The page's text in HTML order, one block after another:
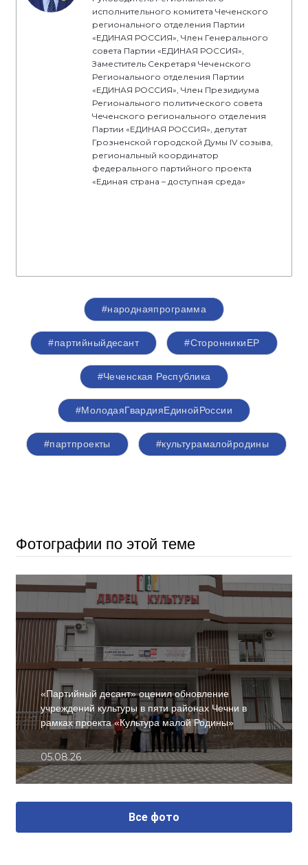
исполнительного комитета Чеченского
регионального отделения Партии
«ЕДИНАЯ РОССИЯ», Член Генерального
совета Партии «ЕДИНАЯ РОССИЯ»,
Заместитель Секретаря Чеченского
Регионального отделения Партии
«ЕДИНАЯ РОССИЯ», Член Президиума
Регионального политического совета
Чеченского регионального отделения
Партии «ЕДИНАЯ РОССИЯ», депутат
Грозненской городской Думы IV созыва,
региональный координатор
федерального партийного проекта
«Единая страна – доступная среда»
#народнаяпрограмма
#партийныйдесант #СторонникиЕР
#Чеченская Республика
#МолодаяГвардияЕдинойРоссии
#партпроекты #культурамалойродины
Фотографии по этой теме
«Партийный десант» оценил обновление
учреждений культуры в пяти районах Чечни в
рамках проекта «Культура малой Родины»
05.08.26
Все фото